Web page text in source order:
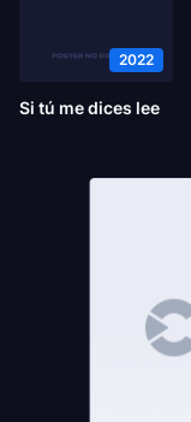
2022
Si tú me dices lee